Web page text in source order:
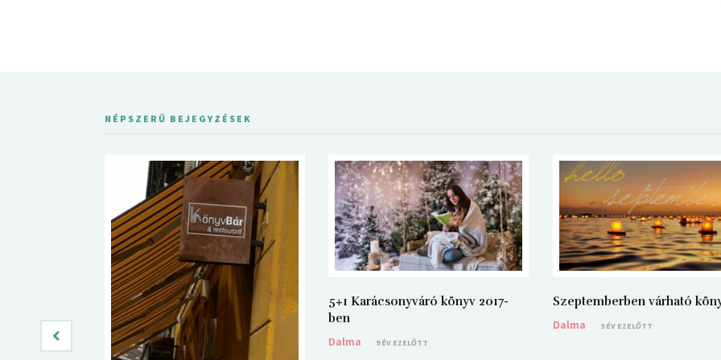
NÉPSZERŰ BEJEGYZÉSEK
5+1 Karácsonyváró könyv 2017-
ben
Dalma
9 ÉV EZELŐTT
Szeptemberben várható
Dalma
9 ÉV EZELŐTT